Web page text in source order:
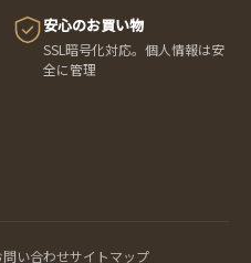
安心のお買い物
SSL暗号化対応。個人情報は安
全に管理
問い合わせサイトマップ